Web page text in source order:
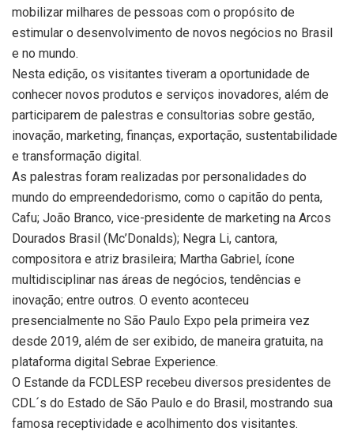
mobilizar milhares de pessoas com o propósito de
estimular o desenvolvimento de novos negócios no Brasil
e no mundo.
Nesta edição, os visitantes tiveram a oportunidade de
conhecer novos produtos e serviços inovadores, além de
participarem de palestras e consultorias sobre gestão,
inovação, marketing, finanças, exportação, sustentabilidade
e transformação digital.
As palestras foram realizadas por personalidades do
mundo do empreendedorismo, como o capitão do penta,
Cafu; João Branco, vice-presidente de marketing na Arcos
Dourados Brasil (Mc’Donalds); Negra Li, cantora,
compositora e atriz brasileira; Martha Gabriel, ícone
multidisciplinar nas áreas de negócios, tendências e
inovação; entre outros. O evento aconteceu
presencialmente no São Paulo Expo pela primeira vez
desde 2019, além de ser exibido, de maneira gratuita, na
plataforma digital Sebrae Experience.
O Estande da FCDLESP recebeu diversos presidentes de
CDL´s do Estado de São Paulo e do Brasil, mostrando sua
famosa receptividade e acolhimento dos visitantes.